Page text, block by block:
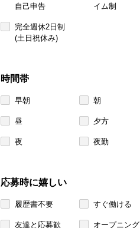
自己申告
イム制
完全週休2日制
(土日祝休み)
時間帯
早朝 朝
昼 夕方
夜 夜勤
応募時に嬉しい
履歴書不要 すぐ働ける
友達と応募歓
オープニング